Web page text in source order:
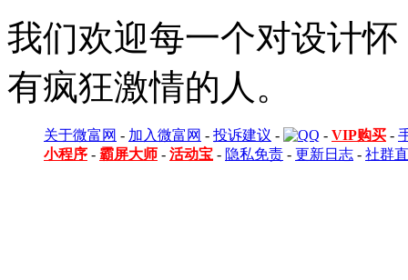
我们欢迎每一个对设计怀
有疯狂激情的人。
关于微富网 - 加入微富网 - 投诉建议 - - VIP购买 -
小程序 - 霸屏大师 - 活动宝 - 隐私免责 - 更新日志 - 社群